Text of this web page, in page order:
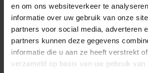
en om ons websiteverkeer te
informatie over uw gebruik van onze
partners voor social media, adverteren
partners kunnen deze gegevens
informatie die u aan ze heeft verstrekt
verzameld op basis van uw gebruik van
Op voorraad
LABEL51
Label51 Eetkamerstoel
Naturel - Elite - Taupe
onderstel